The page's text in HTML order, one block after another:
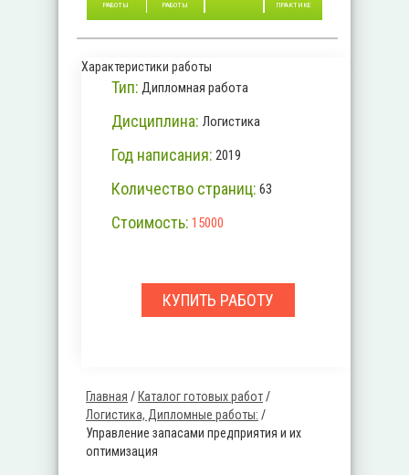
РАБОТЫ
РАБОТЫ
ПРАКТИКЕ
Вы здесь
Главная / Каталог готовых работ/
Логистика, Дипломные работы: /
Управление запасами предприятия и их
оптимизация
Характеристики работы
Тип: Дипломная работа
Дисциплина: Логистика
Год написания: 2019
Количество страниц: 63
Стоимость: 15000
КУПИТЬ РАБОТУ